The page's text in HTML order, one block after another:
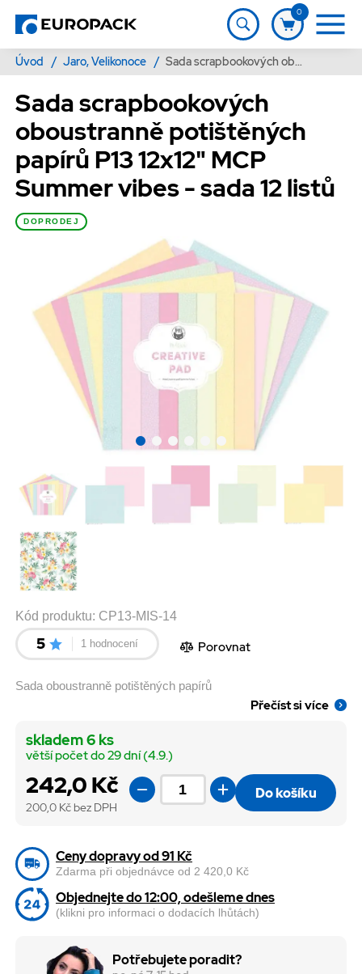
0
Úvod / Jaro, Velikonoce / Sada scrapbookových oboustranně potištěných papírů P13 12x12" MCP Summer vibes - sada 12 listů
Sada scrapbookových
oboustranně potištěných
papírů P13 12x12" MCP
Summer vibes - sada 12 listů
DOPRODEJ
Kód produktu: CP13-MIS-14
5 1 hodnocení Porovnat
Sada oboustranně potištěných papírů
Přečíst si více
242,0 Kč
200,0 Kč bez DPH
skladem 6 ks
větší počet do 29 dní (4.9.)
Do košíku
Ceny dopravy od 91 Kč
Zdarma při objednávce od 2 420,0 Kč
Objednejte do 12:00, odešleme dnes
(klikni pro informaci o dodacích lhůtách)
Potřebujete poradit?